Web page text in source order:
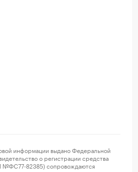
информации выдано Федеральной
о регистрации средства
№ФС77-82385) сопровождаются